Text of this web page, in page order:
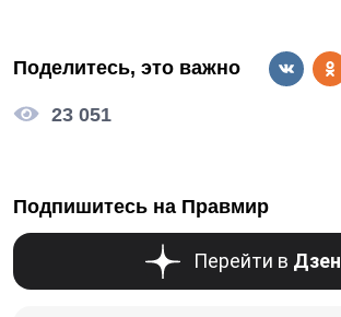
Поделитесь, это важно
23 051
Подпишитесь на Правмир
Перейти в Дзен